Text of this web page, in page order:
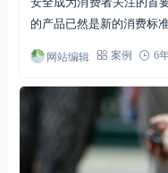
的产品已然是新的消费标
网站编辑 案例 6